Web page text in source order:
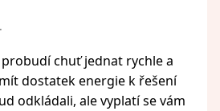
chuť jednat rychle a
dostatek energie k řešení
odkládali, ale vyplatí se vám